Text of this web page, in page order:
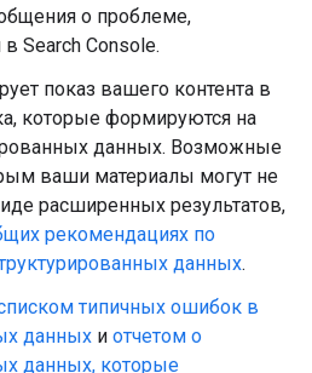
о проблеме,
Search Console.
показ вашего контента в
которые формируются на
данных. Возможные
ваши материалы могут не
расширенных результатов,
рекомендациях по
данных.
типичных ошибок в
данных и отчетом о
данных, которые